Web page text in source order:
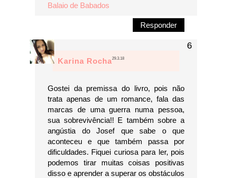
Balaio de Babados
Responder
Karina Rocha29.3.18
Gostei da premissa do livro, pois não
trata apenas de um romance, fala das
marcas de uma guerra numa pessoa,
sua sobrevivência!! E também sobre a
angústia do Josef que sabe o que
aconteceu e que também passa por
dificuldades. Fiquei curiosa para ler, pois
podemos tirar muitas coisas positivas
disso e aprender a superar os obstáculos